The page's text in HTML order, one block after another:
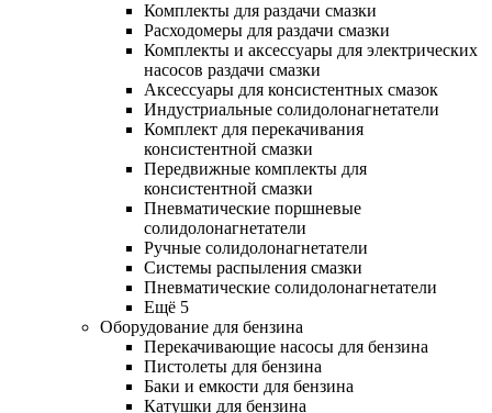
Комплекты для раздачи смазки
Расходомеры для раздачи смазки
Комплекты и аксессуары для электрических
насосов раздачи смазки
Аксессуары для консистентных смазок
Индустриальные солидолонагнетатели
Комплект для перекачивания
консистентной смазки
Передвижные комплекты для
консистентной смазки
Пневматические поршневые
солидолонагнетатели
Ручные солидолонагнетатели
Системы распыления смазки
Пневматические солидолонагнетатели
Ещё 5
Оборудование для бензина
Перекачивающие насосы для бензина
Пистолеты для бензина
Баки и емкости для бензина
Катушки для бензина